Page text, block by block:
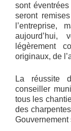
sont
seront
légèrement
originaux, de
La réussite
conseiller
tous les
des
Gouvernement